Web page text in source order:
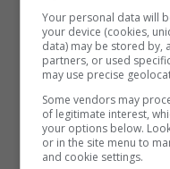
Euronics, ci sono gli
Temporeale.info
@euronics.it)
Your personal data will
your device (cookies,
data) may be stored by,
partners, or used
may use precise
Some vendors may
of legitimate interest,
your options below.
or in the site menu to
and cookie settings.